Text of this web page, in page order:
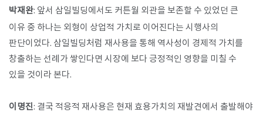
박재완: 앞서 삼일빌딩에서도 커튼월 외관을 보존할 수 있었던 큰
이유 중 하나는 외형이 상업적 가치로 이어진다는 시행사의
판단이었다. 삼일빌딩처럼 재사용을 통해 역사성이 경제적 가치를
창출하는 선례가 쌓인다면 시장에 보다 긍정적인 영향을 미칠 수
있을 것이라 본다.
이명진: 결국 적응적 재사용은 현재 효용가치의 재발견에서 출발해야